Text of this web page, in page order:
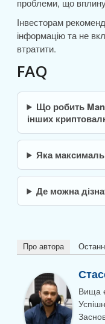
проблеми, що
Інвесторам
інформацію та не
втратити.
FAQ
Що робить
інших
Яка
Де можна
Про автора
Вища